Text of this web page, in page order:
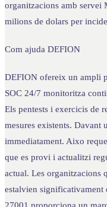
organitzacions amb servei
milions de dolars per
Com ajuda DEFION
DEFION ofereix un ampli
SOC 24/7 monitoritza
Els pentests i exercicis de
mesures existents.
immediatament. Aixo
que es provi i actualitzi
actual. Les organitzacions
estalvien significativament